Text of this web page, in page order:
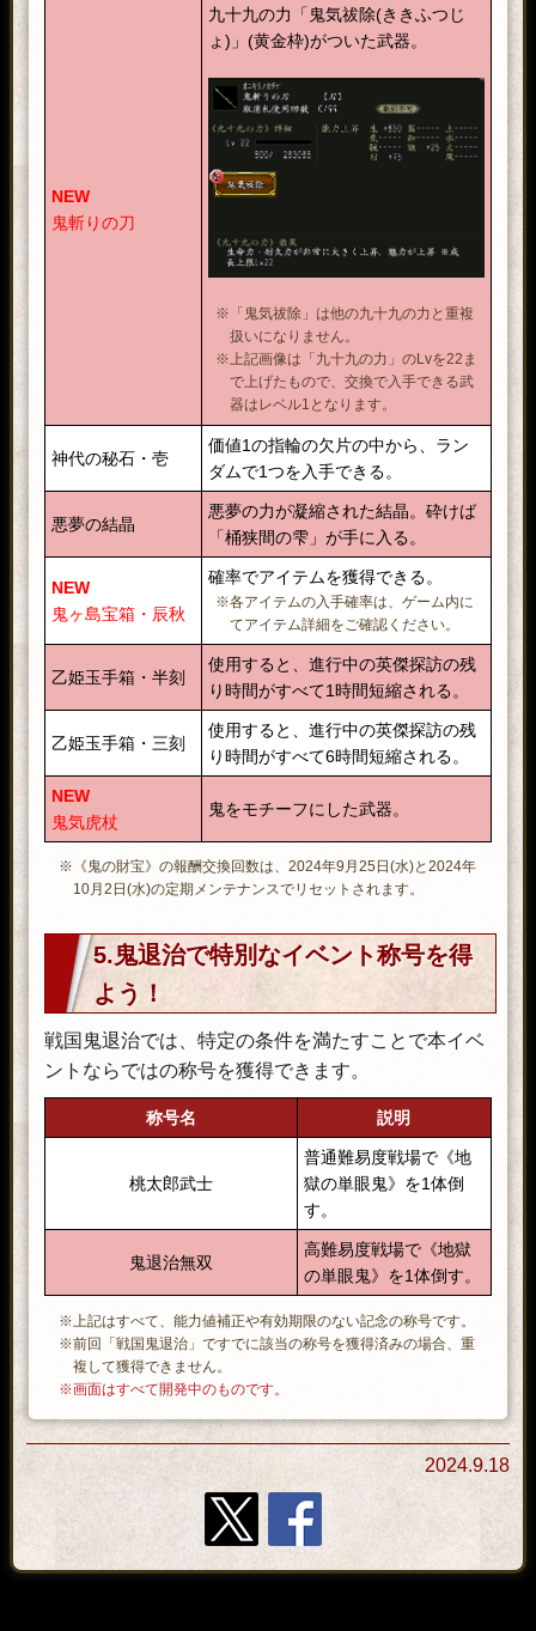
NEW
鬼斬りの刀
九十九の力「鬼気祓除(ききふつじ
ょ)」(黄金枠)がついた武器。
※「鬼気祓除」は他の九十九の力と重複
扱いになりません。
※上記画像は「九十九の力」のLvを22ま
で上げたもので、交換で入手できる武
器はレベル1となります。
神代の秘石・壱
価値1の指輪の欠片の中から、ラン
ダムで1つを入手できる。
悪夢の結晶
悪夢の力が凝縮された結晶。砕けば
「桶狭間の雫」が手に入る。
NEW
鬼ヶ島宝箱・辰秋
確率でアイテムを獲得できる。
※各アイテムの入手確率は、ゲーム内に
てアイテム詳細をご確認ください。
乙姫玉手箱・半刻
使用すると、進行中の英傑探訪の残
り時間がすべて1時間短縮される。
乙姫玉手箱・三刻
使用すると、進行中の英傑探訪の残
り時間がすべて6時間短縮される。
NEW
鬼気虎杖
鬼をモチーフにした武器。
※《鬼の財宝》の報酬交換回数は、2024年9月25日(水)と2024年
10月2日(水)の定期メンテナンスでリセットされます。
5.鬼退治で特別なイベント称号を得
よう！
戦国鬼退治では、特定の条件を満たすことで本イベ
ントならではの称号を獲得できます。
称号名 説明
桃太郎武士
普通難易度戦場で《地
獄の単眼鬼》を1体倒
す。
鬼退治無双
高難易度戦場で《地獄
の単眼鬼》を1体倒す。
※上記はすべて、能力値補正や有効期限のない記念の称号です。
※前回「戦国鬼退治」ですでに該当の称号を獲得済みの場合、重
複して獲得できません。
※画面はすべて開発中のものです。
2024.9.18